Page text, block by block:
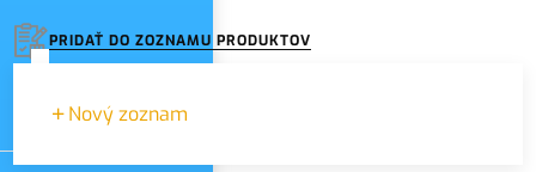
PRIDAŤ DO ZOZNAMU PRODUKTOV
Nový zoznam
Názov zoznamu